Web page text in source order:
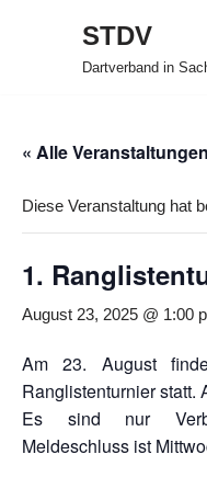
STDV
Dartverband in
« Alle Veranstaltungen
Diese Veranstaltung hat
1.
August 23, 2025 @ 1:00
Am 23. August
Ranglistenturnier statt.
Es sind nur
Meldeschluss ist